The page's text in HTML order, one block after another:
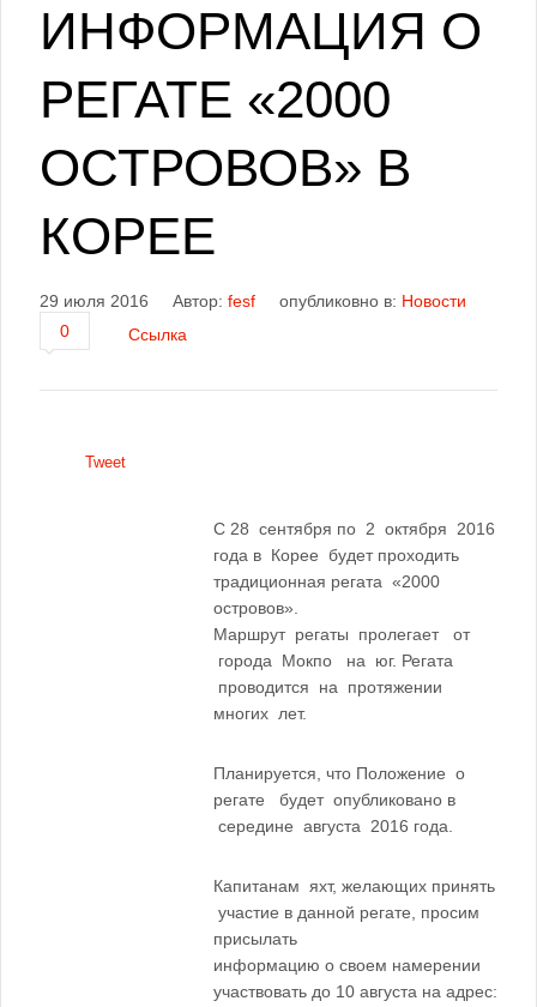
ИНФОРМАЦИЯ О
РЕГАТЕ «2000
ОСТРОВОВ» В
КОРЕЕ
29 июля 2016 Автор: fesf опубликовно в: Новости
0
Ссылка
Tweet
С 28 сентября по 2 октября 2016
года в Корее будет проходить
традиционная регата «2000
островов».
Маршрут регаты пролегает от
города Мокпо на юг. Регата
проводится на протяжении
многих лет.
Планируется, что Положение о
регате будет опубликовано в
середине августа 2016 года.
Капитанам яхт, желающих принять
участие в данной регате, просим
присылать
информацию о своем намерении
участвовать до 10 августа на адрес: